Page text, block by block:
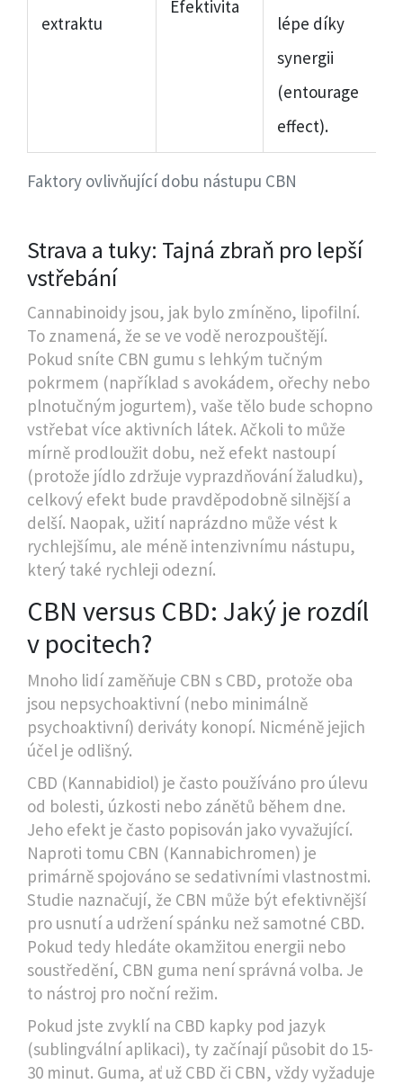
Faktory ovlivňující dobu nástupu CBN
extraktu
Efektivita
lépe díky
synergii
(entourage
effect).
Strava a tuky: Tajná zbraň pro lepší
vstřebání
Cannabinoidy jsou, jak bylo zmíněno, lipofilní.
To znamená, že se ve vodě nerozpouštějí.
Pokud sníte CBN gumu s lehkým tučným
pokrmem (například s avokádem, ořechy nebo
plnotučným jogurtem), vaše tělo bude schopno
vstřebat více aktivních látek. Ačkoli to může
mírně prodloužit dobu, než efekt nastoupí
(protože jídlo zdržuje vyprazdňování žaludku),
celkový efekt bude pravděpodobně silnější a
delší. Naopak, užití naprázdno může vést k
rychlejšímu, ale méně intenzivnímu nástupu,
který také rychleji odezní.
CBN versus CBD: Jaký je rozdíl
v pocitech?
Mnoho lidí zaměňuje CBN s CBD, protože oba
jsou nepsychoaktivní (nebo minimálně
psychoaktivní) deriváty konopí. Nicméně jejich
účel je odlišný.
CBD (Kannabidiol) je často používáno pro úlevu
od bolesti, úzkosti nebo zánětů během dne.
Jeho efekt je často popisován jako vyvažující.
Naproti tomu CBN (Kannabichromen) je
primárně spojováno se sedativními vlastnostmi.
Studie naznačují, že CBN může být efektivnější
pro usnutí a udržení spánku než samotné CBD.
Pokud tedy hledáte okamžitou energii nebo
soustředění, CBN guma není správná volba. Je
to nástroj pro noční režim.
Pokud jste zvyklí na CBD kapky pod jazyk
(sublingvální aplikaci), ty začínají působit do 15-
30 minut. Guma, ať už CBD či CBN, vždy vyžaduje